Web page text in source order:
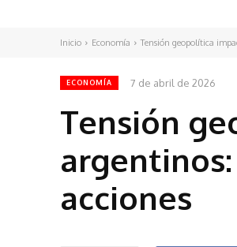
Inicio Economía Tensión geopolítica
ECONOMÍA 7 de abril de 2026
Tensión
acciones